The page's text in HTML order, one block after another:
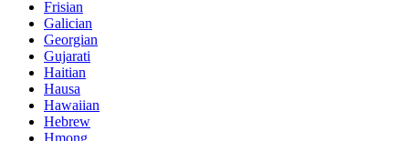
Frisian
Galician
Georgian
Gujarati
Haitian
Hausa
Hawaiian
Hebrew